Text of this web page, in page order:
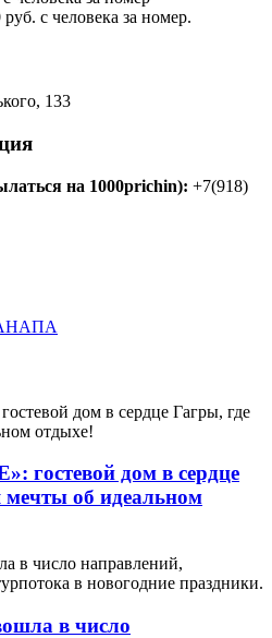
с человека за номер.
133
на 1000prichin): +7(918)
дом в сердце
мечты об идеальном
в число